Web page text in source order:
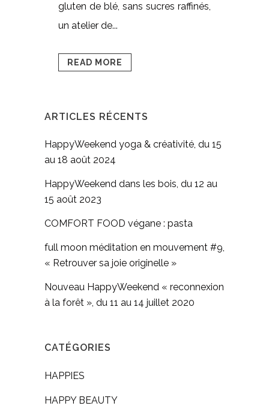
gluten de blé, sans sucres raffinés,
un atelier de...
READ MORE
ARTICLES RÉCENTS
HappyWeekend yoga & créativité, du 15
au 18 août 2024
HappyWeekend dans les bois, du 12 au
15 août 2023
COMFORT FOOD végane : pasta
full moon méditation en mouvement #9,
« Retrouver sa joie originelle »
Nouveau HappyWeekend « reconnexion
à la forêt », du 11 au 14 juillet 2020
CATÉGORIES
HAPPIES
HAPPY BEAUTY